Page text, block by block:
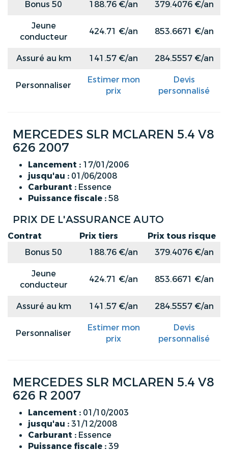
Bonus 50 188.76 €/an
379.4076 €/an
Jeune
conducteur
424.71 €/an 853.6671 €/an
Assuré au km 141.57 €/an 284.5557 €/an
Personnaliser
Estimer mon
prix
Devis
personnalisé
MERCEDES SLR MCLAREN 5.4 V8
626 2007
Lancement : 17/01/2006
jusqu'au : 01/06/2008
Carburant : Essence
Puissance fiscale :58
PRIX DE L'ASSURANCE AUTO
Contrat Prix tiers
Prix tous risque
Bonus 50
188.76 €/an
379.4076 €/an
Jeune
conducteur
424.71 €/an 853.6671 €/an
Assuré au km 141.57 €/an 284.5557 €/an
Personnaliser
Estimer mon
prix
Devis
personnalisé
MERCEDES SLR MCLAREN 5.4 V8
626 R 2007
Lancement : 01/10/2003
jusqu'au :31/12/2008
Carburant : Essence
Puissance fiscale :39